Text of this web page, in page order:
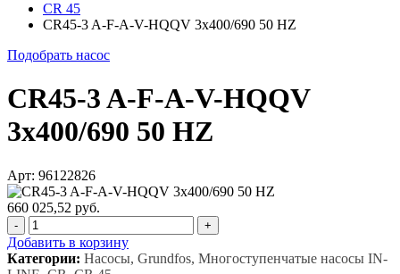
CR 45
CR45-3 A-F-A-V-HQQV 3x400/690 50 HZ
Подобрать насос
CR45-3 A-F-A-V-HQQV
3x400/690 50 HZ
Арт: 96122826
660 025,52 руб.
- +
Добавить в корзину
Категории: Насосы, Grundfos, Многоступенчатые насосы IN-